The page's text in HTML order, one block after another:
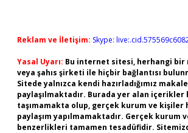
Reklam ve İletişim: Skype:
Yasal Uyarı: Bu internet sitesi, herhangi bir
veya şahıs şirketi ile hiçbir bağlantısı
Sitede yalnızca kendi hazırladığımız
paylaşılmaktadır. Burada yer alan
taşımamakta olup, gerçek kurum ve kişiler
paylaşım yapılmamaktadır. Gerçek kurum
benzerlikleri tamamen tesadüfidir.